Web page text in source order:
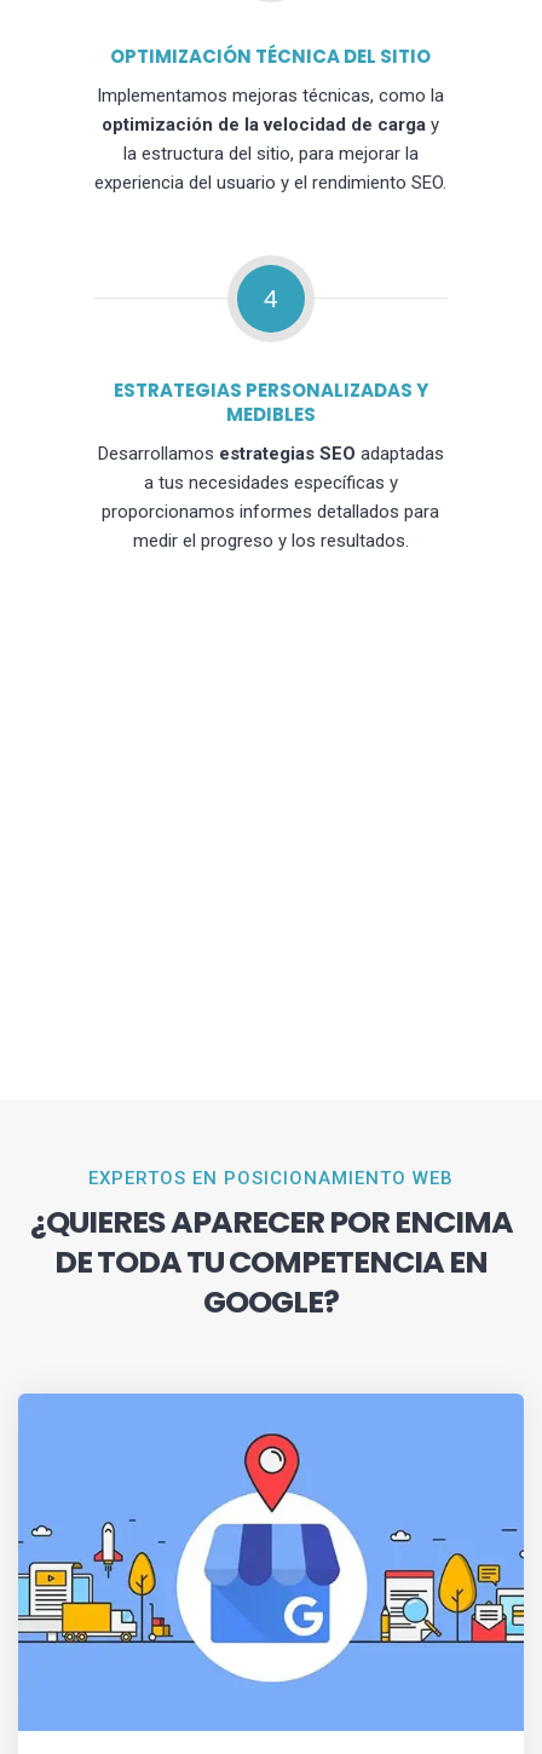
OPTIMIZACIÓN TÉCNICA DEL SITIO
Implementamos mejoras técnicas, como la
optimización de la velocidad de carga y
la estructura del sitio, para mejorar la
experiencia del usuario y el rendimiento SEO.
4
ESTRATEGIAS PERSONALIZADAS Y
MEDIBLES
Desarrollamos estrategias SEO adaptadas
a tus necesidades específicas y
proporcionamos informes detallados para
medir el progreso y los resultados.
EXPERTOS EN POSICIONAMIENTO WEB
¿QUIERES APARECER POR ENCIMA
DE TODA TU COMPETENCIA EN
GOOGLE?